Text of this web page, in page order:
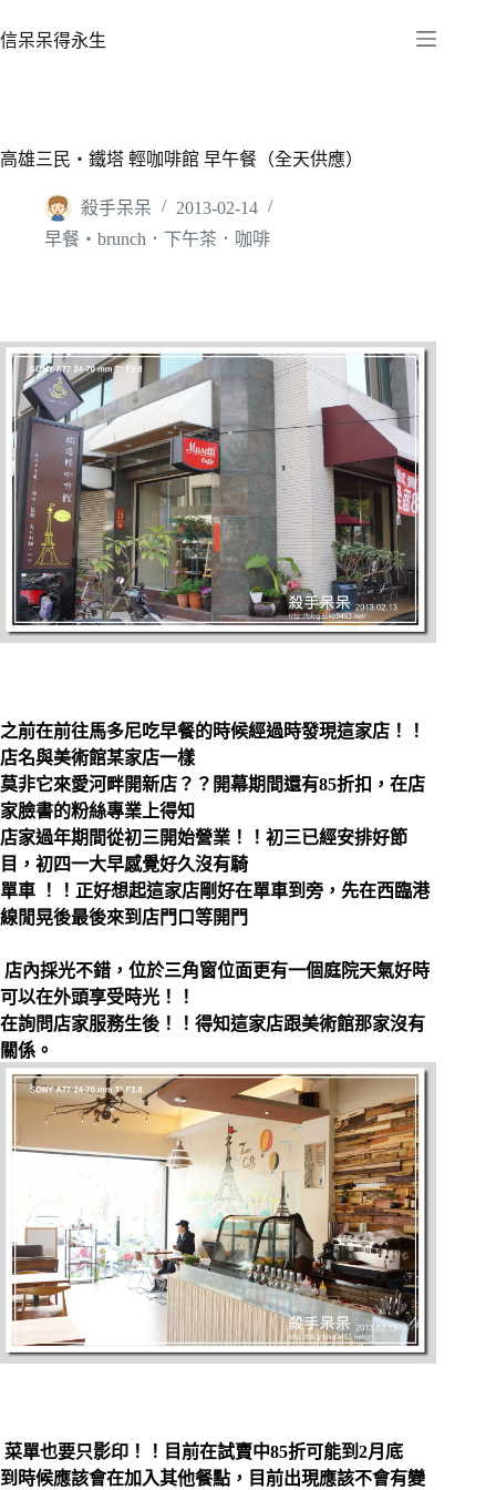
至
容
信呆呆得永生
高雄三民‧鐵塔 輕咖啡館 早午餐（全天供應）
殺手呆呆
2013-02-14
早餐‧brunch．下午茶．咖啡
之前在前往馬多尼吃早餐的時候經過時發現這家店！！
店名與美術館某家店一樣
莫非它來愛河畔開新店？？開幕期間還有85折扣，在店
家臉書的粉絲專業上得知
店家過年期間從初三開始營業！！初三已經安排好節
目，初四一大早感覺好久沒有騎
單車
！！正好想起這家店剛好在單車到旁，先在西臨港
線閒晃後最後來到店門口等開門
店內採光不錯，位於三角窗位面更有一個庭院天氣好時
可以在外頭享受時光！！
在詢問店家服務生後！！得知這家店跟美術館那家沒有
關係。
菜單也要只影印！！目前在試賣中85折可能到2月底
到時候應該會在加入其他餐點，目前出現應該不會有變